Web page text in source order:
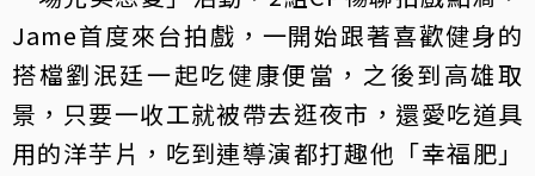
Jame首度來台拍戲，一開始跟著喜歡健身的
搭檔劉泯廷一起吃健康便當，之後到高雄取
景，只要一收工就被帶去逛夜市，還愛吃道具
用的洋芋片，吃到連導演都打趣他「幸福肥」